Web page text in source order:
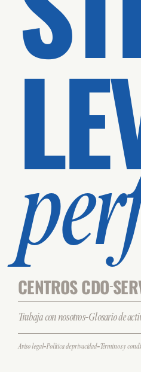
CENTROS CDO-
Trabaja con nosotros-Glosario de
Aviso legal-Política de privacidad-Términos y